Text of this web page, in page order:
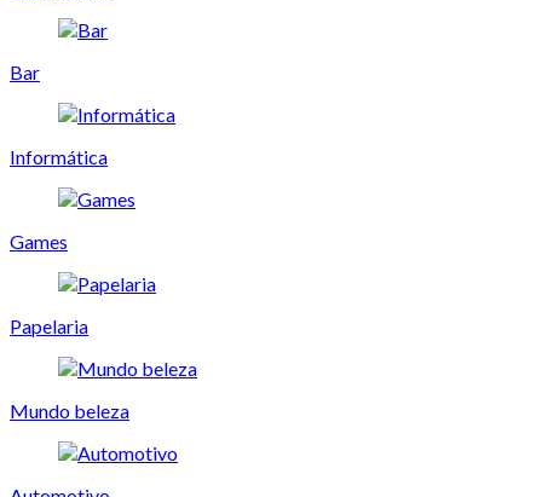
Bar
Informática
Games
Papelaria
Mundo beleza